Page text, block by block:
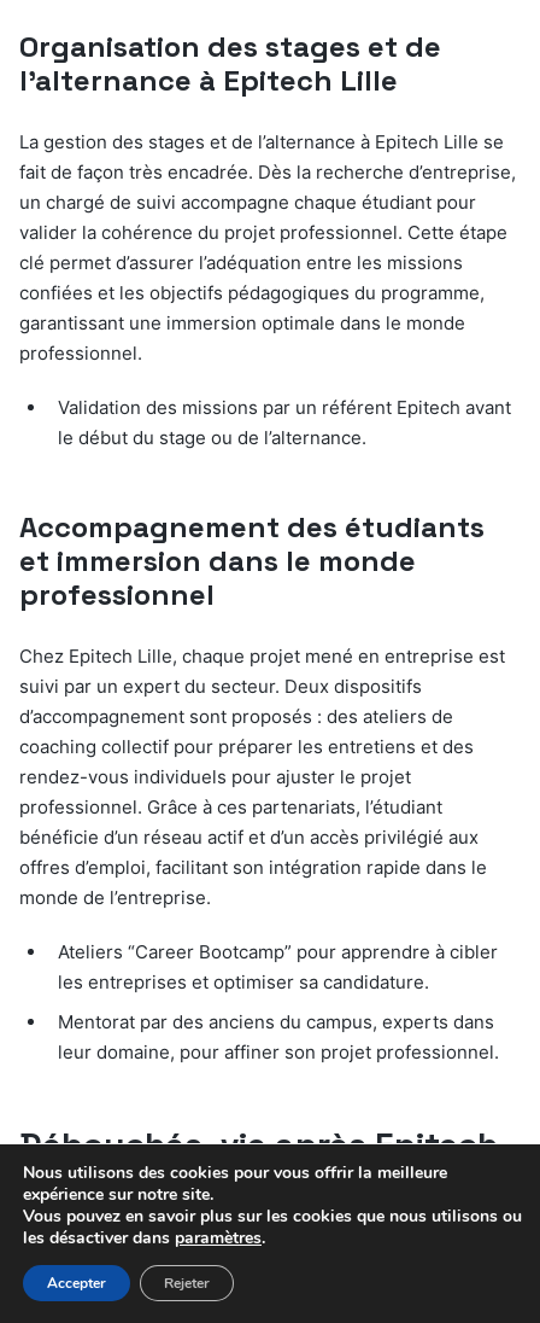
Organisation des stages et de
l’alternance à Epitech Lille
La gestion des stages et de l’alternance à Epitech Lille se
fait de façon très encadrée. Dès la recherche d’entreprise,
un chargé de suivi accompagne chaque étudiant pour
valider la cohérence du projet professionnel. Cette étape
clé permet d’assurer l’adéquation entre les missions
confiées et les objectifs pédagogiques du programme,
garantissant une immersion optimale dans le monde
professionnel.
Validation des missions par un référent Epitech avant
le début du stage ou de l’alternance.
Accompagnement des étudiants
et immersion dans le monde
professionnel
Chez Epitech Lille, chaque projet mené en entreprise est
suivi par un expert du secteur. Deux dispositifs
d’accompagnement sont proposés : des ateliers de
coaching collectif pour préparer les entretiens et des
rendez-vous individuels pour ajuster le projet
professionnel. Grâce à ces partenariats, l’étudiant
bénéficie d’un réseau actif et d’un accès privilégié aux
offres d’emploi, facilitant son intégration rapide dans le
monde de l’entreprise.
Ateliers “Career Bootcamp” pour apprendre à cibler
les entreprises et optimiser sa candidature.
Mentorat par des anciens du campus, experts dans
leur domaine, pour affiner son projet professionnel.
Débouchés, vie après Epitech
Lille et conseils pour bien
s’intégrer
Après avoir franchi toutes les étapes à Epitech Lille, vous
Nous utilisons des cookies pour vous offrir la meilleure
expérience sur notre site.
Vous pouvez en savoir plus sur les cookies que nous utilisons ou
les désactiver dans paramètres.
Accepter Rejeter